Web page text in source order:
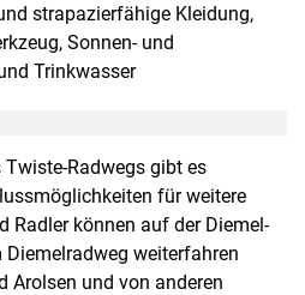
strapazierfähige Kleidung,
Sonnen- und
Trinkwasser
Twiste-Radwegs gibt es
für weitere
Radler können auf der Diemel-
Diemelradweg weiterfahren
Arolsen und von anderen